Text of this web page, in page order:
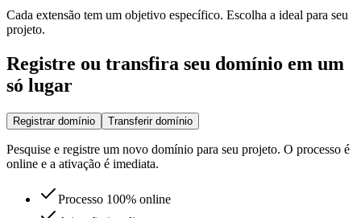
Cada extensão tem um objetivo específico. Escolha a ideal para seu
projeto.
Registre ou transfira seu domínio em um
só lugar
Registrar domínio Transferir domínio
Pesquise e registre um novo domínio para seu projeto. O processo é
online e a ativação é imediata.
Processo 100% online